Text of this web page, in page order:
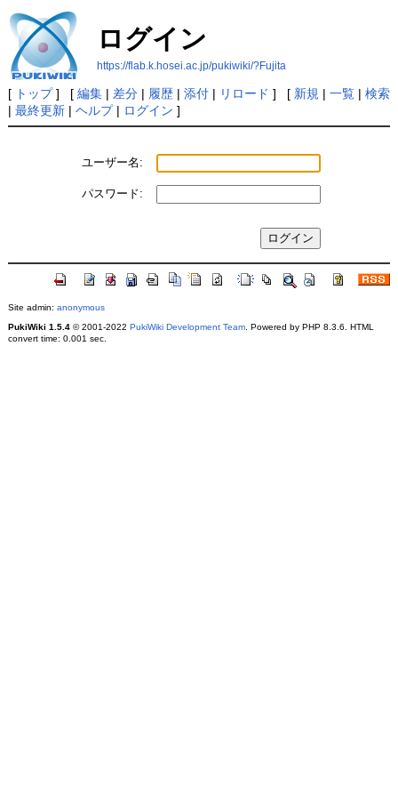
ログイン
https://flab.k.hosei.ac.jp/pukiwiki/?Fujita
[ トップ] [ 編集| 差分| 履歴| 添付| リロード ] [ 新規 | 一覧| 検索
| 最終更新| ヘルプ| ログイン ]
ユーザー名:
パスワード:
Site admin: anonymous
PukiWiki 1.5.4© 2001-2022 PukiWiki Development Team. Powered by PHP 8.3.6. HTML
convert time: 0.001 sec.